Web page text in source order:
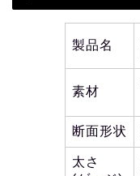
製品名
素材
断面形状
太さ